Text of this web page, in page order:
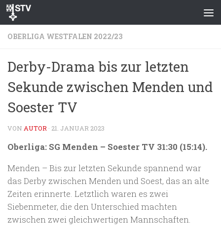
Zum Inhalt springen
OBERLIGA WESTFALEN 2022/23
Derby-Drama bis zur letzten
Sekunde zwischen Menden und
Soester TV
VON AUTOR · 21. JANUAR 2023
Oberliga: SG Menden – Soester TV 31:30 (15:14).
Menden – Bis zur letzten Sekunde spannend war
das Derby zwischen Menden und Soest, das an alte
Zeiten erinnerte. Letztlich waren es zwei
Siebenmeter, die den Unterschied machten
zwischen zwei gleichwertigen Mannschaften.